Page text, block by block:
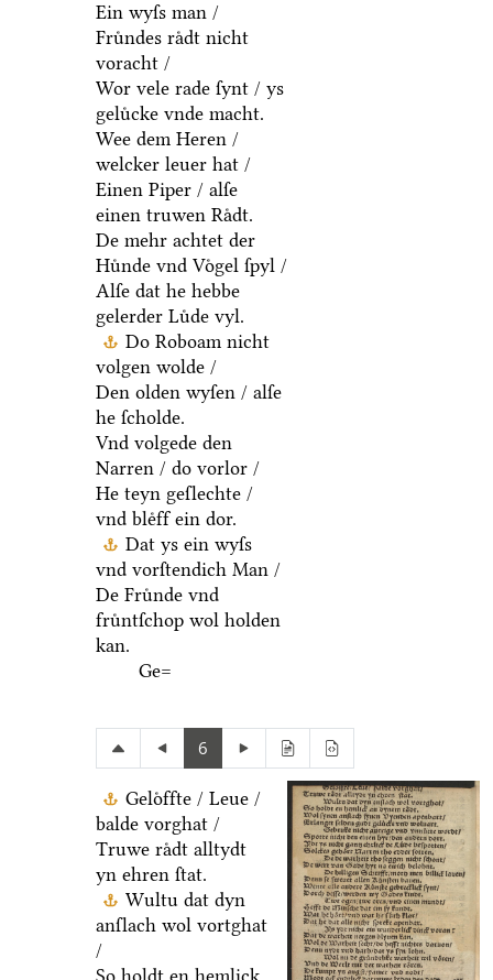
Ein wyſs man /
Fruͤndes raͤdt nicht
voracht /
Wor vele rade ſynt / ys
geluͤcke vnde macht.
Wee dem Heren /
welcker leuer hat /
Einen Piper / alſe
einen truwen Raͤdt.
De mehr achtet der
Huͤnde vnd Voͤgel ſpyl /
Alſe dat he hebbe
gelerder Luͤde vyl.
Do Roboam nicht
volgen wolde /
Den olden wyſen / alſe
he ſcholde.
Vnd volgede den
Narren / do vorlor /
He teyn geſlechte /
vnd bleͤff ein dor.
Dat ys ein wyſs
vnd vorſtendich Man /
De Fruͤnde vnd
fruͤntſchop wol holden
kan.
Ge=
6
Geloͤffte / Leue /
balde vorghat /
Truwe raͤdt alltydt
yn ehren ſtat.
Wultu dat dyn
anſlach wol vortghat
/